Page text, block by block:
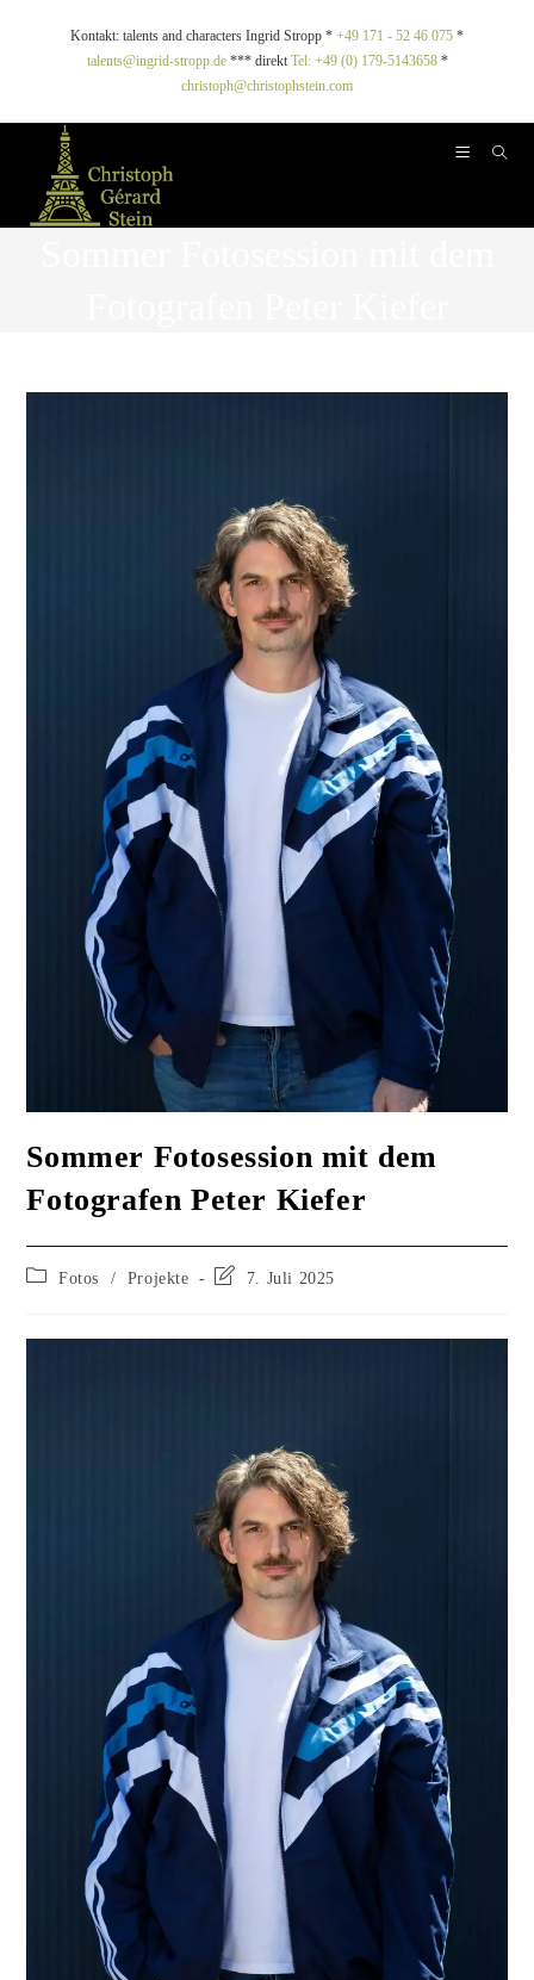
Kontakt: talents and characters Ingrid Stropp * +49 171 - 52 46 075 *
talents@ingrid-stropp.de*** direkt Tel: +49 (0) 179-5143658*
christoph@christophstein.com
Sommer Fotosession mit dem
Fotografen Peter Kiefer
Fotos / Projekte 7. Juli 2025